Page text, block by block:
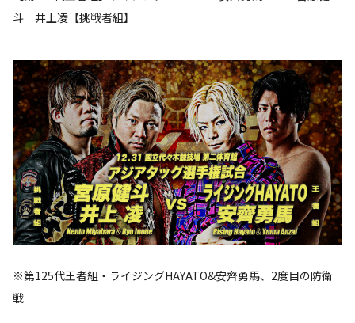
斗 井上凌【挑戦者組】
※第125代王者組・ライジングHAYATO&安齊勇馬、2度目の防衛
戦